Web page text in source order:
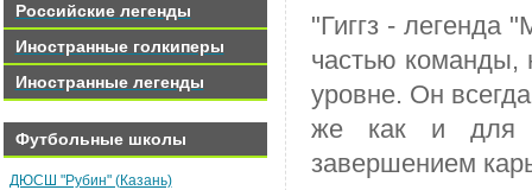
Российские легенды
Иностранные голкиперы
Иностранные легенды
Футбольные школы
ДЮСШ "Рубин" (Казань)
"Гиггз - легенда
частью команды,
уровне. Он
же как и для
завершением